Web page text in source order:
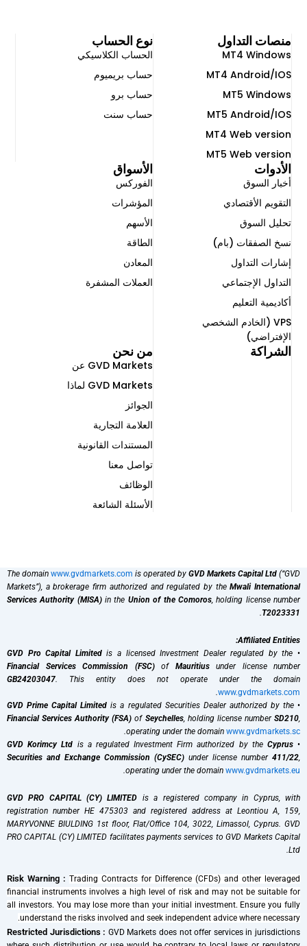
نوع الحساب
الحساب الكلاسيكي
حساب بريميوم
حساب برو
حساب سنت
منصات التداول
MT4 Windows
MT4 Android/IOS
MT5 Windows
MT5 Android/IOS
MT4 Web version
MT5 Web version
الأسواق
الفوركس
المؤشرات
الأسهم
الطاقة
المعادن
العملات المشفرة
الأدوات
أخبار السوق
التقويم الأقتصادي
تحليل السوق
نسخ الصفقات (بام)
إشارات التداول
التداول الإجتماعي ​
أكاديمية التعليم
VPS (الخادم الشخصي
الإفتراضي)
من نحن
GVD Markets عن
GVD Markets لماذا
الجوائز
العلامة التجارية
المستندات القانونية
تواصل معنا
الوظائف
الأسئلة الشائعة
الشراكة
The domain www.gvdmarkets.com is operated by GVD Markets Capital Ltd (“GVD
Markets”), a brokerage firm authorized and regulated by theMwali International
Services Authority (MISA)in the Union of the Comoros, holding license number
T2023331
.
Affiliated Entities:
•
GVD Pro Capital Limitedis a licensed Investment Dealer regulated by the
Financial Services Commission (FSC)of Mauritiusunder license number
GB24203047. This entity does not operate under the domain
www.gvdmarkets.com
.
•
GVD Prime Capital Limited is a regulated Securities Dealer authorized by the
Financial Services Authority (FSA) of Seychelles, holding license numberSD210,
operating under the domain www.gvdmarkets.sc
.
•
GVD Korimcy Ltd is a regulated Investment Firm authorized by the Cyprus
Securities and Exchange Commission (CySEC) under license number 411/22,
operating under the domain www.gvdmarkets.eu
.
GVD PRO CAPITAL (CY) LIMITED is a registered company in Cyprus, with
registration number HE 475303 and registered address at Leontiou A, 159,
MARYVONNE BIULDING 1st floor, Flat/Office 104, 3022, Limassol, Cyprus. GVD
PRO CAPITAL (CY) LIMITED facilitates payments services to GVD Markets Capital
Ltd.
Risk Warning : Trading Contracts for Difference (CFDs) and other leveraged
financial instruments involves a high level of risk and may not be suitable for
all investors. You may lose more than your initial investment. Ensure you fully
understand the risks involved and seek independent advice where necessary.
Restricted Jurisdictions : GVD Markets does not offer services in jurisdictions